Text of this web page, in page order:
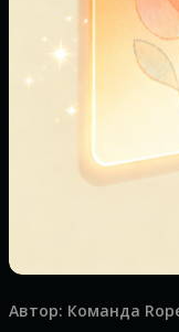
Автор: Команда